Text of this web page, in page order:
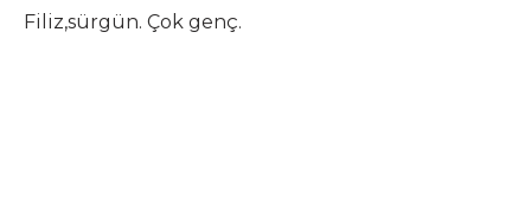
Filiz,sürgün. Çok genç.